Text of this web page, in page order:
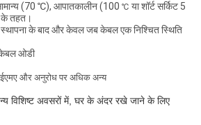
(70 ℃), आपातकालीन (100 ℃ या शॉर्ट सर्किट 5
तहत।
के बाद और केवल जब केबल एक निश्चित स्थिति
ओडी
और अनुरोध पर अधिक अन्य
विशिष्ट अवसरों में, घर के अंदर रखे जाने के लिए